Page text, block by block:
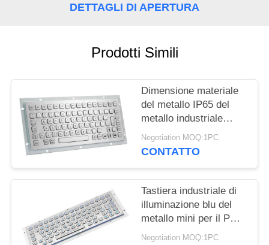
DETTAGLI DI APERTURA
Prodotti Simili
Dimensione materiale
del metallo IP65 del
metallo industriale
funzionale della
tastiera mini
Negotiation MOQ:1PC
CONTATTO
Tastiera industriale di
illuminazione blu del
metallo mini per il PC
all'aperto militare
Negotiation MOQ:1PC